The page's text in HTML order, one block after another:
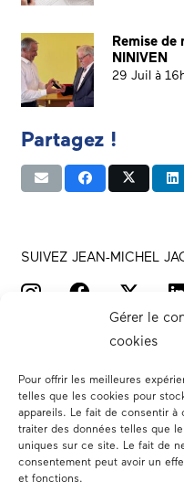
Gérer le
cookies
Pour offrir les meilleures
telles que les cookies pour
appareils. Le fait de consentir
traiter des données telles que
uniques sur ce site. Le fait de
consentement peut avoir un
et fonctions.
Remise de
NINIVEN
29 Juil à
Partagez !
SUIVEZ JEAN-MICHEL